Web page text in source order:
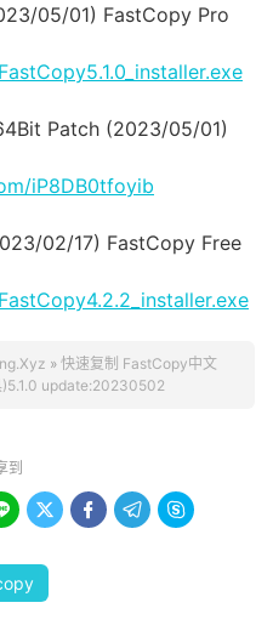
05/01) FastCopy Pro
Patch (2023/05/01)
iP8DB0tfoyib
02/17) FastCopy Free
» 快速复制 FastCopy中文
update:20230502
到
   